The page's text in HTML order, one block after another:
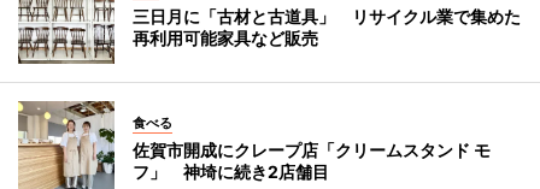
三日月に「古材と古道具」 リサイクル業で集めた
再利用可能家具など販売
食べる
佐賀市開成にクレープ店「クリームスタンド モ
フ」 神埼に続き2店舗目